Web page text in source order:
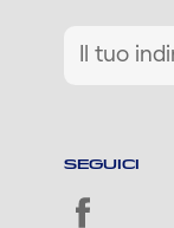
SEGUICI